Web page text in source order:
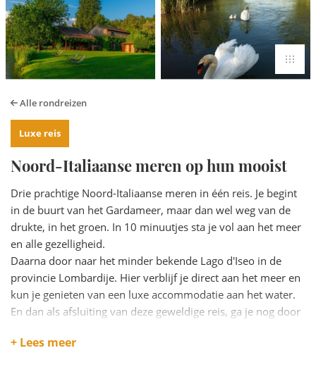
Alle rondreizen
Luxe reis
Noord-Italiaanse meren op hun mooist
Drie prachtige Noord-Italiaanse meren in één reis. Je begint
in de buurt van het Gardameer, maar dan wel weg van de
drukte, in het groen. In 10 minuutjes sta je vol aan het meer
en alle gezelligheid.
Daarna door naar het minder bekende Lago d'Iseo in de
provincie Lombardije. Hier verblijf je direct aan het meer en
kun je genieten van een luxe accommodatie aan het water.
En dan als afsluiting van deze geweldige reis, ga je nog door
Zwitserland. ook hier overnacht je weer direct aan het water,
+ Lees meer